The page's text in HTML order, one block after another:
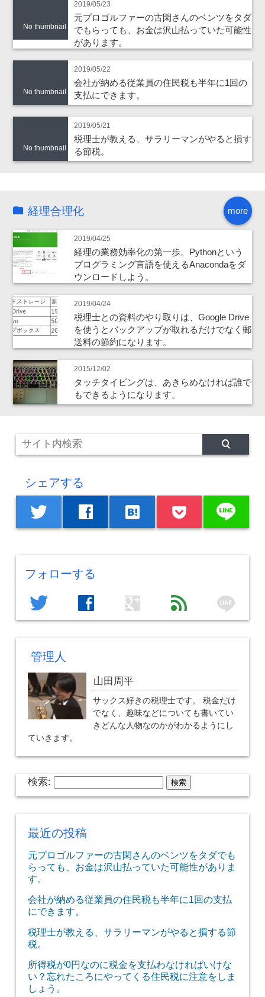
No thumbnail
2019/05/23
元プロゴルファーの古閑さんのベンツをタダ
でもらっても、お金は沢山払っていた可能性
があります。
No thumbnail
2019/05/22
会社が納める従業員の住民税も半年に1回の
支払にできます。
No thumbnail
2019/05/21
税理士が教える、サラリーマンがやると損す
る節税。
more
経理合理化
2019/04/25
経理の業務効率化の第一歩。Pythonという
プログラミング言語を使えるAnacondaをダ
ウンロードしよう。
2019/04/24
税理士との資料のやり取りは、Google Drive
を使うとバックアップが取れるだけでなく郵
送料の節約になります。
2015/12/02
タッチタイピングは、あきらめなければ誰で
もできるようになります。
シェアする
twitter facebook hatenabookmark line
フォローする
twitter facebook google feed line
管理人
山田周平
サックス好きの税理士です。 税金だけ
でなく、趣味などについても書いてい
きどんな人物なのかがわかるようにし
ていきます。
検索:
最近の投稿
元プロゴルファーの古閑さんのベンツをタダでも
らっても、お金は沢山払っていた可能性がありま
す。
会社が納める従業員の住民税も半年に1回の支払
にできます。
税理士が教える、サラリーマンがやると損する節
税。
所得税が0円なのに税金を支払わなければいけな
い？忘れたころにやってくる住民税に注意をしま
しょう。